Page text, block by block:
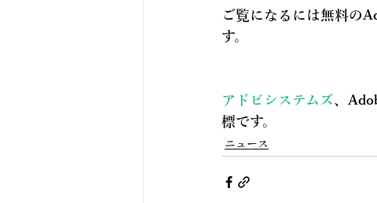
ご覧になるには無料の
す。
アドビシステムズ、
標です。
ニュース